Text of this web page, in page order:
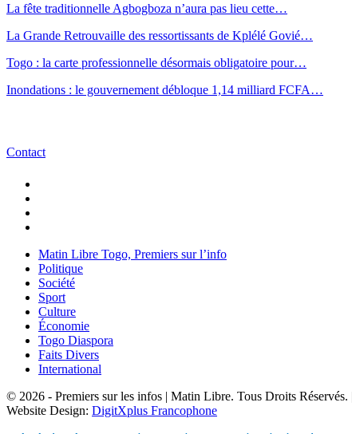
La fête traditionnelle Agbogboza n’aura pas lieu cette…
La Grande Retrouvaille des ressortissants de Kplélé Govié…
Togo : la carte professionnelle désormais obligatoire pour…
Inondations : le gouvernement débloque 1,14 milliard FCFA…
Contact
Matin Libre Togo, Premiers sur l’info
Politique
Société
Sport
Culture
Économie
Togo Diaspora
Faits Divers
International
© 2026 - Premiers sur les infos | Matin Libre. Tous Droits
Website Design: DigitXplus Francophone